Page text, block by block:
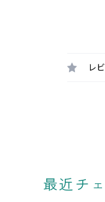
レ
最近チ